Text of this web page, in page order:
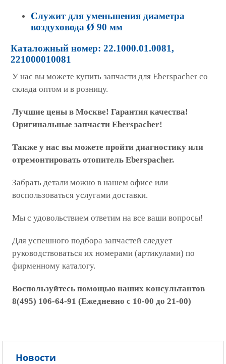
Служит для уменьшения диаметра
воздуховода Ø 90 мм
Каталожный номер: 22.1000.01.0081,
221000010081
У нас вы можете купить запчасти для Eberspacher со
склада оптом и в розницу.
Лучшие цены в Москве! Гарантия качества!
Оригинальные запчасти Eberspacher!
Также у нас вы можете пройти диагностику или
отремонтировать отопитель Eberspacher.
Забрать детали можно в нашем офисе или
воспользоваться услугами доставки.
Мы с удовольствием ответим на все ваши вопросы!
Для успешного подбора запчастей следует
руководствоваться их номерами (артикулами) по
фирменному каталогу.
Воспользуйтесь помощью наших консультантов
8(495) 106-64-91 (Ежедневно с 10-00 до 21-00)
Новости